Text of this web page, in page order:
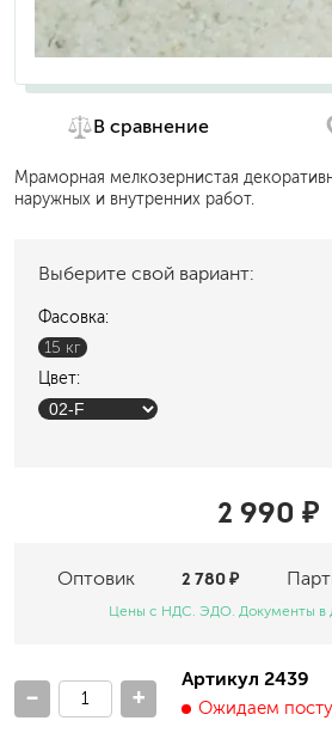
В сравнение
Мраморная мелкозернистая
наружных и внутренних работ.
Выберите свой вариант:
Фасовка:
15 кг
Цвет:
2 990 ₽
Оптовик 2 780 ₽
Цены с НДС. ЭДО. Документы в
- +
Артикул 2439
Ожидаем